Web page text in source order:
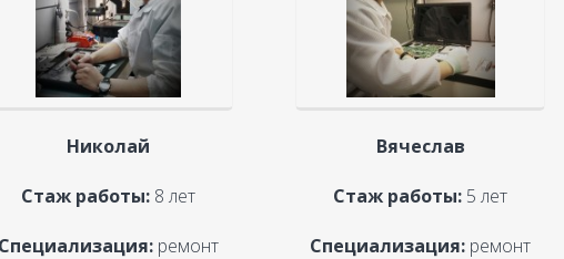
Николай
Стаж работы:8 лет
ремонт
Вячеслав
Стаж работы: 5 лет
Специализация: ремонт